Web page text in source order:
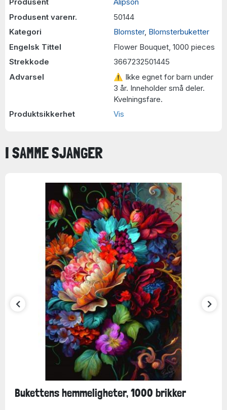
Produsent varenr.
50144
Kategori
Blomster, Blomsterbuketter
Engelsk Tittel
Flower Bouquet, 1000 pieces
Strekkode
3667232501445
Advarsel
⚠ Ikke egnet for barn under
3 år. Inneholder små deler.
Kvelningsfare.
Produktsikkerhet
Vis
I SAMME SJANGER
Bukettens hemmeligheter, 1000 brikker